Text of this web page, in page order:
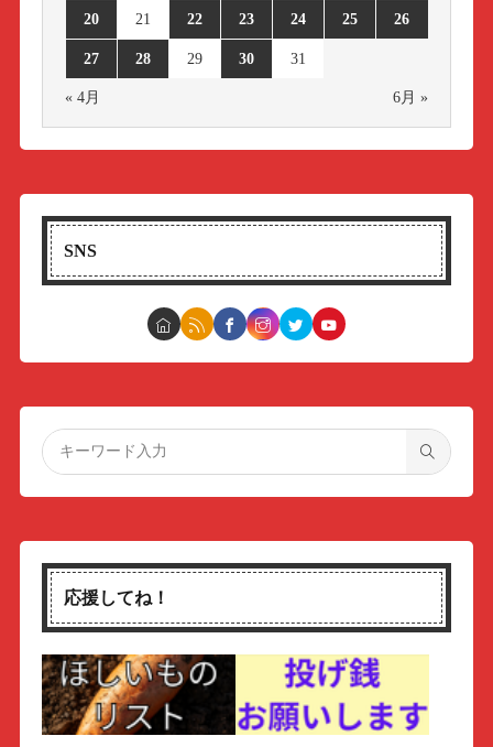
20 21 22 23 24 25 26
27 28 29 30 31
« 4月 6月 »
SNS
応援してね！